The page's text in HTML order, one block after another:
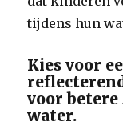
tijdens hun
Kies voor
voor
water.